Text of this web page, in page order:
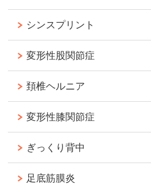
シンスプリント
変形性股関節症
頚椎ヘルニア
変形性膝関節症
ぎっくり背中
足底筋膜炎